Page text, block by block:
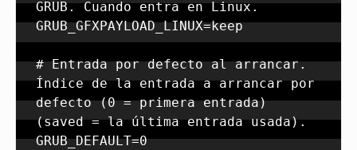
GRUB. Cuando entra en Linux.
GRUB_GFXPAYLOAD_LINUX=keep
# Entrada por defecto al arrancar.
Índice de la entrada a arrancar por
defecto (0 = primera entrada)
(saved = la última entrada usada).
GRUB_DEFAULT=0